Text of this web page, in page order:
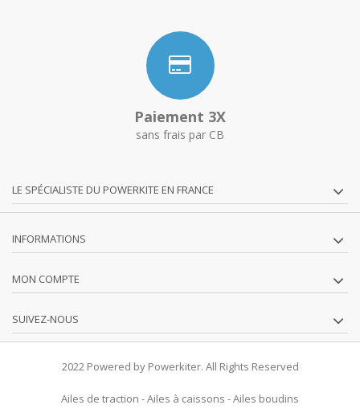
Paiement 3X
sans frais par CB
LE SPÉCIALISTE DU POWERKITE EN FRANCE
INFORMATIONS
MON COMPTE
SUIVEZ-NOUS
2022 Powered by Powerkiter. All Rights Reserved
Ailes de traction -Ailes à caissons -Ailes boudins